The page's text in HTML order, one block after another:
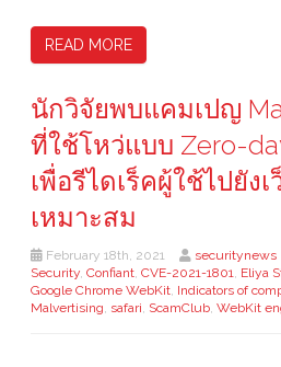
READ MORE
นักวิจัยพบแคมเปญ
ที่ใช้โหว่แบบ Zero-
เพื่อรีไดเร็คผู้ใช้ไปยัง
เหมาะสม
February 18th, 2021 securitynews
Security, Confiant, CVE-2021-1801, Eliya
Google Chrome WebKit, Indicators of
Malvertising, safari, ScamClub, WebKit